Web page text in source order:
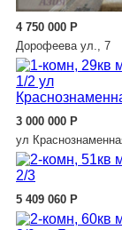
4 750 000 Р
Дорофеева ул., 7
3 000 000 Р
ул
5 409 060 Р